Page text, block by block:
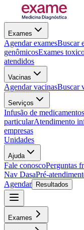
Exames
Agendar examesBuscar
genômicosExames
atendidos
Vacinas
Agendar vacinasBuscar
Serviços
Infusão de medicamentos
particularAtendimento
empresas
Unidades
Ajuda
Fale conoscoPerguntas
Nav DasaPré-
Agendar
Resultados
Exames